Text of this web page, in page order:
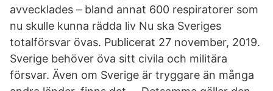
avvecklades – bland annat 600 respiratorer som
nu skulle kunna rädda liv Nu ska Sveriges
totalförsvar övas. Publicerat 27 november, 2019.
Sverige behöver öva sitt civila och militära
försvar. Även om Sverige är tryggare än många